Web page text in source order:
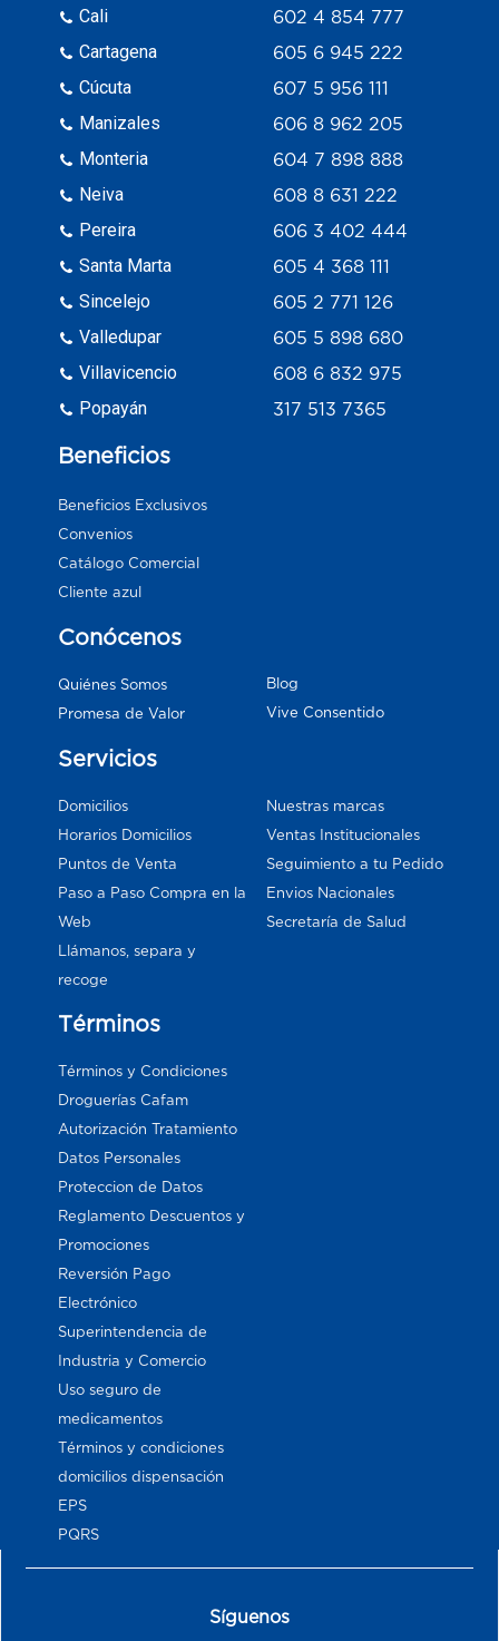
Cali
Cartagena
Cúcuta
Manizales
Monteria
Neiva
Pereira
Santa Marta
Sincelejo
Valledupar
Villavicencio
Popayán
602 4 854 777
605 6 945 222
607 5 956 111
606 8 962 205
604 7 898 888
608 8 631 222
606 3 402 444
605 4 368 111
605 2 771 126
605 5 898 680
608 6 832 975
317 513 7365
Beneficios
Beneficios Exclusivos
Convenios
Catálogo Comercial
Cliente azul
Conócenos
Quiénes Somos
Promesa de Valor
Blog
Vive Consentido
Servicios
Domicilios
Horarios Domicilios
Puntos de Venta
Paso a Paso Compra en la
Web
Llámanos, separa y
recoge
Nuestras marcas
Ventas Institucionales
Seguimiento a tu Pedido
Envios Nacionales
Secretaría de Salud
Términos
Términos y Condiciones
Droguerías Cafam
Autorización Tratamiento
Datos Personales
Proteccion de Datos
Reglamento Descuentos y
Promociones
Reversión Pago
Electrónico
Superintendencia de
Industria y Comercio
Uso seguro de
medicamentos
Términos y condiciones
domicilios dispensación
EPS
PQRS
Síguenos